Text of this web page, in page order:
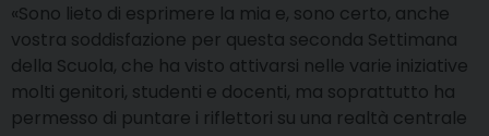
«Sono lieto di esprimere la mia e, sono certo, anche
vostra soddisfazione per questa seconda Settimana
della Scuola, che ha visto attivarsi nelle varie iniziative
molti genitori, studenti e docenti, ma soprattutto ha
permesso di puntare i riflettori su una realtà centrale